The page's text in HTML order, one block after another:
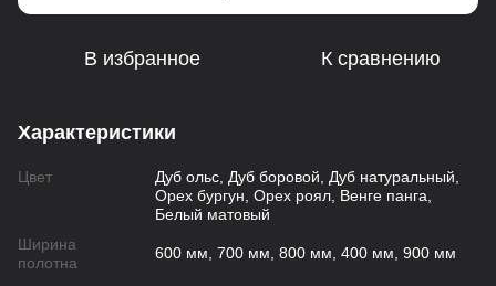
В избранное К сравнению
Характеристики
Цвет
Дуб ольс, Дуб боровой, Дуб натуральный,
Орех бургун, Орех роял, Венге панга,
Белый матовый
Ширина
полотна
600 мм, 700 мм, 800 мм, 400 мм, 900 мм